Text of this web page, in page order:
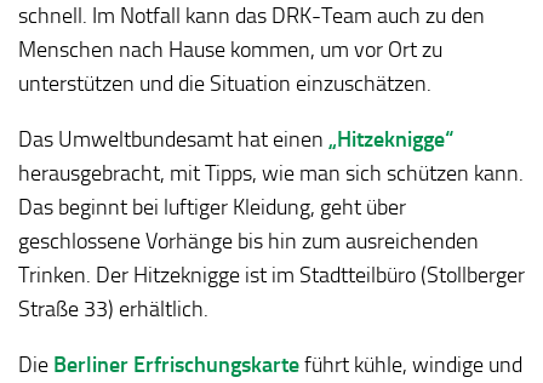
schnell. Im Notfall kann das DRK-Team auch zu den
Menschen nach Hause kommen, um vor Ort zu
unterstützen und die Situation einzuschätzen.
Das Umweltbundesamt hat einen „Hitzeknigge“
herausgebracht, mit Tipps, wie man sich schützen kann.
Das beginnt bei luftiger Kleidung, geht über
geschlossene Vorhänge bis hin zum ausreichenden
Trinken. Der Hitzeknigge ist im Stadtteilbüro (Stollberger
Straße 33) erhältlich.
Die Berliner Erfrischungskarteführt kühle, windige und